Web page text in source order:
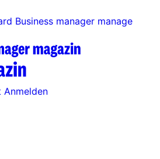
Business manager manage
Anmelden